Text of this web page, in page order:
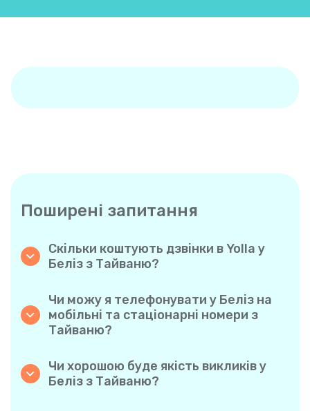
Поширені запитання
Скільки коштують дзвінки в Yolla у
Беліз з Тайваню?
на дзвінки у Беліз. Просто ознайомтеся з
актуальними тарифами у застосунку —
жодних прихованих комісій, жодних
несподіванок.
Чи можу я телефонувати у Беліз на
мобільні та стаціонарні номери з
Тайваню?
телефонувати як на мобільні, так і на
стаціонарні телефони у Беліз.
Чи хорошою буде якість викликів у
Беліз з Тайваню?